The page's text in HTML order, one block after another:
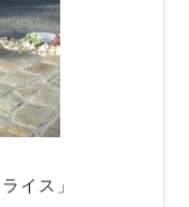
イス」